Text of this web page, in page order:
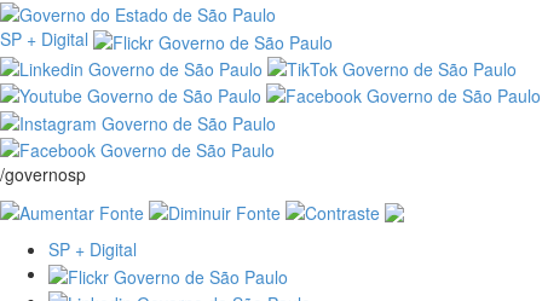
SP + Digital
/governosp
SP + Digital